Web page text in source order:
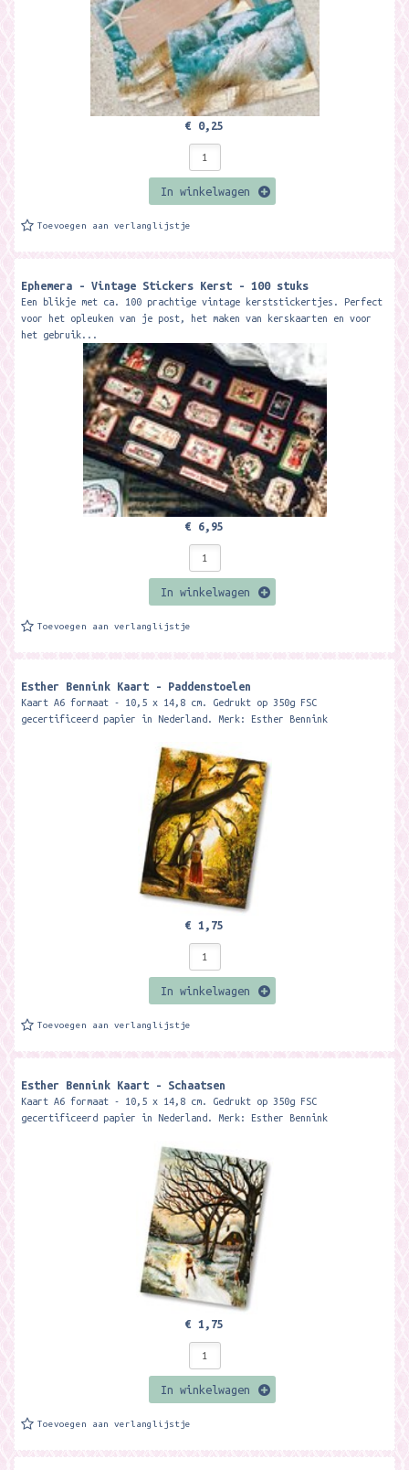
€ 0,25
In winkelwagen
Toevoegen aan verlanglijstje
Ephemera - Vintage Stickers Kerst - 100 stuks
Een blikje met ca. 100 prachtige vintage kerststickertjes. Perfect
voor het opleuken van je post, het maken van kerskaarten en voor
het gebruik...
€ 6,95
In winkelwagen
Toevoegen aan verlanglijstje
Esther Bennink Kaart - Paddenstoelen
Kaart A6 formaat - 10,5 x 14,8 cm. Gedrukt op 350g FSC
gecertificeerd papier in Nederland. Merk: Esther Bennink
€ 1,75
In winkelwagen
Toevoegen aan verlanglijstje
Esther Bennink Kaart - Schaatsen
Kaart A6 formaat - 10,5 x 14,8 cm. Gedrukt op 350g FSC
gecertificeerd papier in Nederland. Merk: Esther Bennink
€ 1,75
In winkelwagen
Toevoegen aan verlanglijstje